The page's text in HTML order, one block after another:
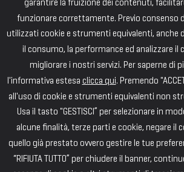
garantire la fruizione dei contenuti,
funzionare correttamente. Previo consenso
utilizzati cookie e strumenti equivalenti, anche
il consumo, la performance ed analizzare
migliorare i nostri servizi. Per saperne di
l'informativa estesa clicca qui. Premendo
all'uso di cookie e strumenti equivalenti non
Usa il tasto "GESTISCI” per selezionare in
alcune finalità, terze parti e cookie, negare il
quello già prestato ovvero gestire le tue
“RIFIUTA TUTTO” per chiudere il banner,